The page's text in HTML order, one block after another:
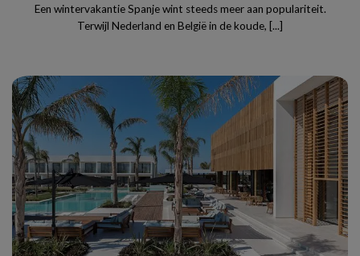
Een wintervakantie Spanje wint steeds meer aan populariteit.
Terwijl Nederland en België in de koude, [...]